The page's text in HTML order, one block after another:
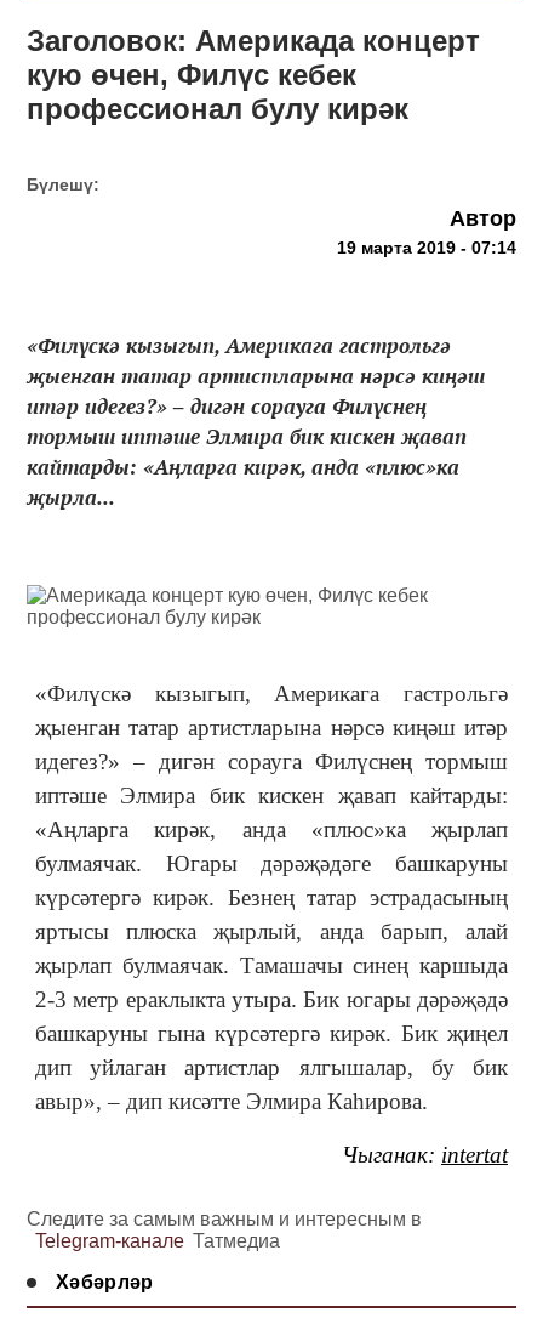
Заголовок: Америкада концерт
кую өчен, Филүс кебек
профессионал булу кирәк
Бүлешү:
Автор
19 марта 2019 - 07:14
«Филүскә кызыгып, Америкага гастрольгә
җыенган татар артистларына нәрсә киңәш
итәр идегез?» ‒ дигән сорауга Филүснең
тормыш иптәше Элмира бик кискен җавап
кайтарды: «Аңларга кирәк, анда «плюс»ка
җырла...
«Филүскә кызыгып, Америкага гастрольгә
җыенган татар артистларына нәрсә киңәш итәр
идегез?» ‒ дигән сорауга Филүснең тормыш
иптәше Элмира бик кискен җавап кайтарды:
«Аңларга кирәк, анда «плюс»ка җырлап
булмаячак. Югары дәрәҗәдәге башкаруны
күрсәтергә кирәк. Безнең татар эстрадасының
яртысы плюска җырлый, анда барып, алай
җырлап булмаячак. Тамашачы синең каршыда
2-3 метр ераклыкта утыра. Бик югары дәрәҗәдә
башкаруны гына күрсәтергә кирәк. Бик җиңел
дип уйлаган артистлар ялгышалар, бу бик
авыр», ‒ дип кисәтте Элмира Каһирова.
Чыганак: intertat
Следите за самым важным и интересным в
Telegram-канале Татмедиа
Хәбәрләр